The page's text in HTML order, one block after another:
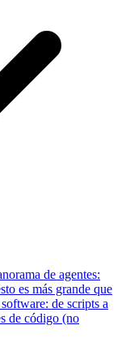
de agentes:
es más grande que
de scripts a
de código (no